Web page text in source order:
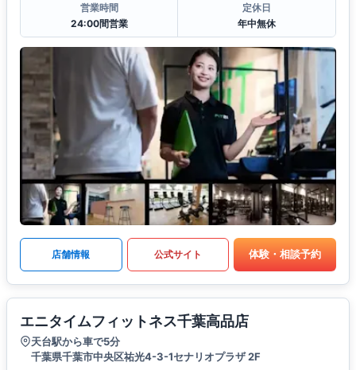
営業時間
24:00間営業
定休日
年中無休
店舗情報 公式サイト 体験・相談予約
エニタイムフィットネス千葉高品店
天台駅から車で5分
千葉県千葉市中央区祐光4-3-1セナリオプラザ 2F